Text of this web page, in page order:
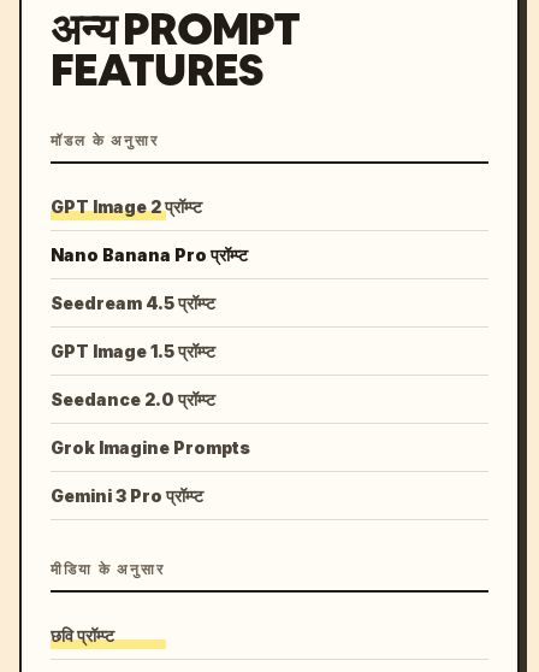
अन्य PROMPT
FEATURES
मॉडल के अनुसार
GPT Image 2 प्रॉम्प्ट
Nano Banana Pro प्रॉम्प्ट
Seedream 4.5 प्रॉम्प्ट
GPT Image 1.5 प्रॉम्प्ट
Seedance 2.0 प्रॉम्प्ट
Grok Imagine Prompts
Gemini 3 Pro प्रॉम्प्ट
मीडिया के अनुसार
छवि प्रॉम्प्ट